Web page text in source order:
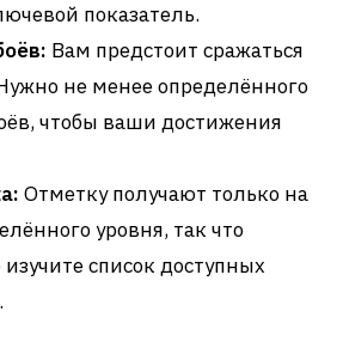
показатель.
Вам предстоит сражаться
не менее определённого
чтобы ваши достижения
Отметку получают только на
уровня, так что
список доступных